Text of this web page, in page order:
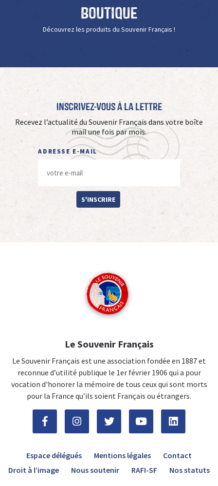
Boutique
Découvrez les produits du Souvenir Français !
Inscrivez-vous à La Lettre
Recevez l’actualité du Souvenir Français dans votre boîte
mail une fois par mois.
ADRESSE E-MAIL
S'INSCRIRE
Le Souvenir Français
Le Souvenir Français est une association fondée en 1887 et
reconnue d’utilité publique le 1er février 1906 qui a pour
vocation d'honorer la mémoire de tous ceux qui sont morts
pour la France qu’ils soient Français ou étrangers.
Espace délégués Mentions légales
Contact
Droit à l’image
Nous soutenir RAFI-SF Nos statuts